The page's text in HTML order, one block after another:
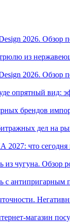
2026. Обзор
из
2026. Обзор
опрятный вид:
брендов
дел на
что сегодня
из чугуна. Обзор
с антипригарным
магазин